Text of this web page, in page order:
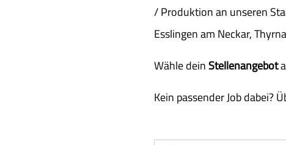
/ Produktion an unseren
Esslingen am Neckar,
Wähle deinStellenangebot
Kein passender Job dabei?